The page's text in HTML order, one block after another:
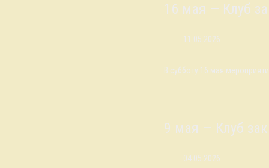
16 мая — Клуб
11.05.2026
В субботу 16 мая
9 мая — Клуб
04.05.2026